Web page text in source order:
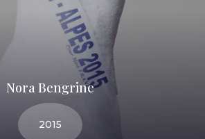
Nora Bengrine
2015